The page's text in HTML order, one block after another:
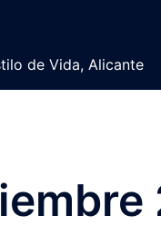
de Vida, Alicante